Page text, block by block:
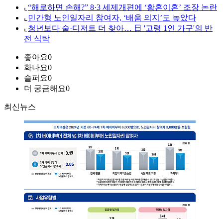
⌞ “해로하면 손해?” 8·3 세제개편에 ‘황혼이혼’ 조장 논란
⌞ 민간형 노인일자리 참여자, ‘배움 의지’도 높았다
⌞ 청년보다 술·디저트 더 찾아… 日 '고령 1인 가구'의 반
전 식탁
좋아요0
화나요0
슬퍼요0
더 궁금해요0
최신뉴스